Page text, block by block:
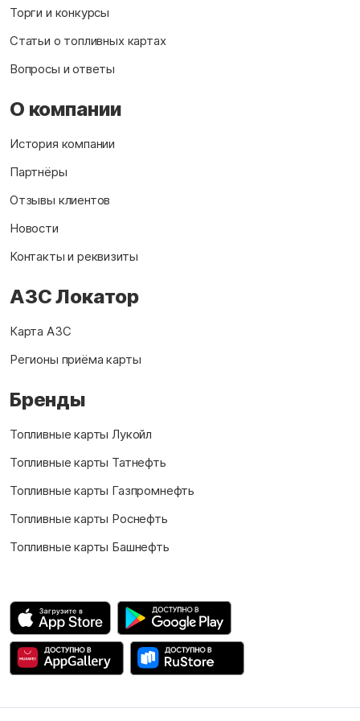
Торги и конкурсы
Статьи о топливных картах
Вопросы и ответы
О компании
История компании
Партнёры
Отзывы клиентов
Новости
Контакты и реквизиты
АЗС Локатор
Карта АЗС
Регионы приёма карты
Бренды
Топливные карты Лукойл
Топливные карты Татнефть
Топливные карты Газпромнефть
Топливные карты Роснефть
Топливные карты Башнефть